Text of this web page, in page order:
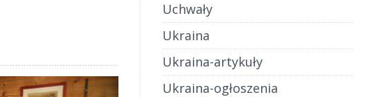
Uchwały
Ukraina
Ukraina-artykuły
Ukraina-ogłoszenia